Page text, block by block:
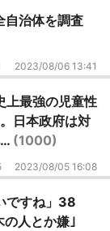
自治体を調査
2023/08/06 13:41
上最強の児童性
日本政府は対
(1000)
2023/08/05 16:08
ですね」38
人とか嫌｣